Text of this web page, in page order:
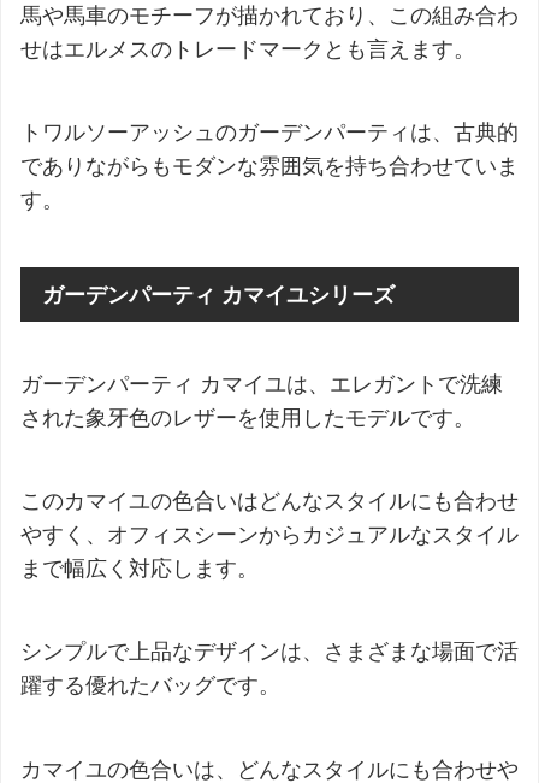
馬や馬車のモチーフが描かれており、この組み合わ
せはエルメスのトレードマークとも言えます。
トワルソーアッシュのガーデンパーティは、古典的
でありながらもモダンな雰囲気を持ち合わせていま
す。
ガーデンパーティ カマイユシリーズ
ガーデンパーティ カマイユは、エレガントで洗練
された象牙色のレザーを使用したモデルです。
このカマイユの色合いはどんなスタイルにも合わせ
やすく、オフィスシーンからカジュアルなスタイル
まで幅広く対応します。
シンプルで上品なデザインは、さまざまな場面で活
躍する優れたバッグです。
カマイユの色合いは、どんなスタイルにも合わせや